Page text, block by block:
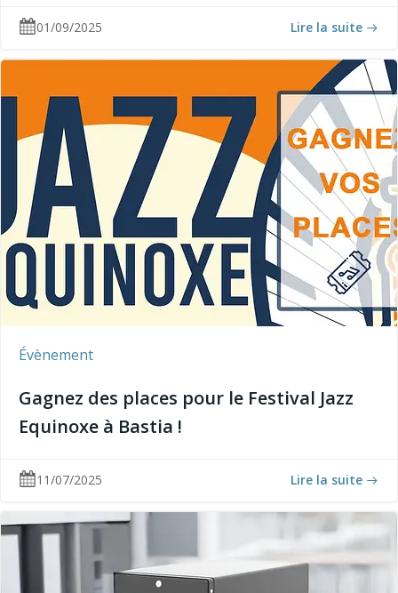
01/09/2025 Lire la suite
Évènement
Gagnez des places pour le Festival Jazz
Equinoxe à Bastia !
11/07/2025 Lire la suite